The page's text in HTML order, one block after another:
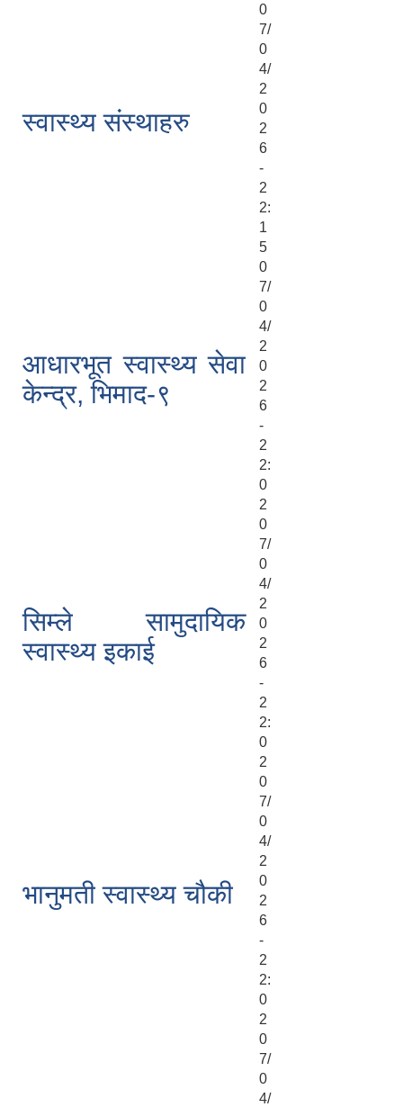
स्वास्थ्य संस्थाहरु
0
7/
0
4/
2
0
2
6
-
2
2:
1
5
आधारभूत स्वास्थ्य सेवा
केन्द्र, भिमाद-९
0
7/
0
4/
2
0
2
6
-
2
2:
0
2
सिम्ले सामुदायिक
स्वास्थ्य इकाई
0
7/
0
4/
2
0
2
6
-
2
2:
0
2
भानुमती स्वास्थ्य चौकी
0
7/
0
4/
2
0
2
6
-
2
2:
0
2
0
7/
0
4/